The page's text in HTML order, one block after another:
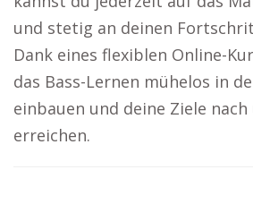
und stetig an deinen
Dank eines flexiblen Online-
das Bass-Lernen mühelos in
einbauen und deine Ziele nach
erreichen.